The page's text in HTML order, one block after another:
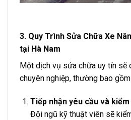
3. Quy Trình Sửa Chữa Xe
tại Hà Nam
Một dịch vụ sửa chữa uy tín sẽ
chuyên nghiệp, thường bao
Tiếp nhận yêu cầu và
Đội ngũ kỹ thuật viên sẽ